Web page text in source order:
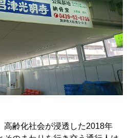
高齢化社会が浸透した2018年